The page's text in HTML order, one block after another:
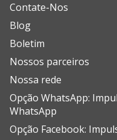
Contate-Nos
Blog
Boletim
Nossos parceiros
Nossa rede
Opção WhatsApp:
WhatsApp
Opção Facebook: